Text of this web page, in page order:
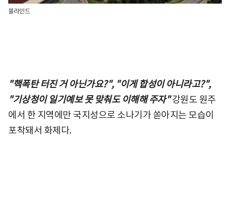
블라인드
"핵폭탄 터진 거 아닌가요?", "이게 합성이 아니라고?",
"기상청이 일기예보 못 맞춰도 이해해 주자"강원도 원주
에서 한 지역에만 국지성으로 소나기가 쏟아지는 모습이
포착돼서 화제다.